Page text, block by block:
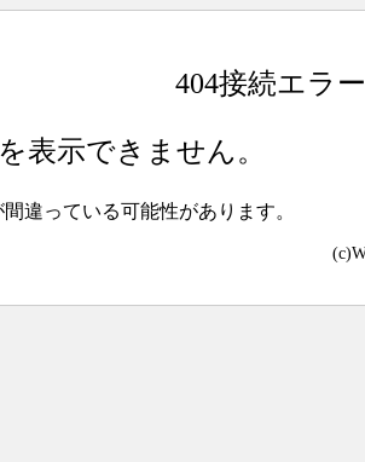
404接続エラー
表示できません。
違っている可能性があります。